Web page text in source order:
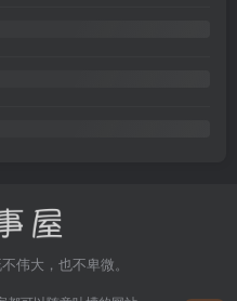
伟大，也不卑微。